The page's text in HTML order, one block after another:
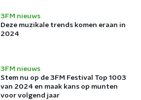
3FM nieuws
Deze muzikale trends komen eraan in
2024
3FM nieuws
Stem nu op de 3FM Festival Top 1003
van 2024 en maak kans op munten
voor volgend jaar